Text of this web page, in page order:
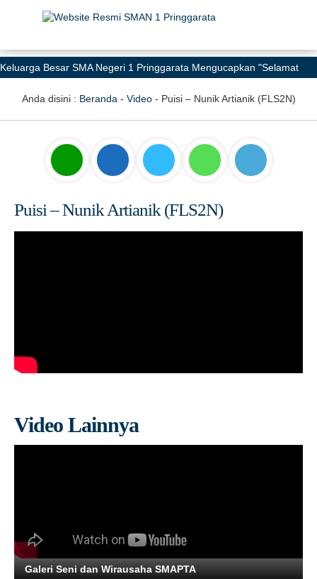
Keluarga Besar SMA Negeri 1 Pringgarata Mengucapkan "Selamat
Anda disini : Beranda - Video- Puisi – Nunik Artianik (FLS2N)
Puisi – Nunik Artianik (FLS2N)
Video Lainnya
Galeri Seni dan Wirausaha SMAPTA